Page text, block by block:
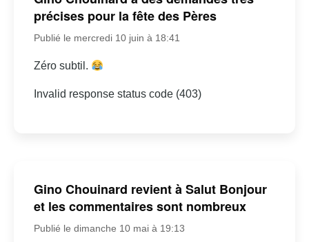
précises pour la fête des Pères
Publié le mercredi 10 juin à 18:41
Zéro subtil.
Invalid response status code (403)
Gino Chouinard revient à Salut Bonjour
et les commentaires sont nombreux
Publié le dimanche 10 mai à 19:13